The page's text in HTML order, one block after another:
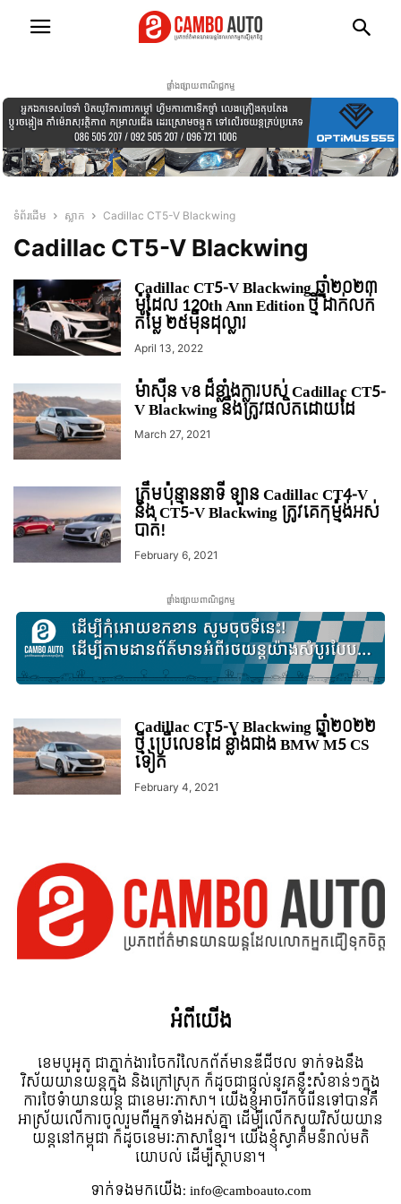
ផ្ទាំងផ្សាយពាណិជ្ជកម្ម
ទំព័រដើម ស្លាក Cadillac CT5-V Blackwing
Cadillac CT5-V Blackwing
Cadillac CT5-V Blackwing ឆ្នាំ២០២៣
ម៉ូដែល 120th Ann Edition ថ្មី ដាក់លក់
តម្លៃ ២៥ម៉ឺនដុល្លារ
April 13, 2022
ម៉ាស៊ីន V8 ដ៏ខ្លាំងក្លារបស់ Cadillac CT5-
V Blackwing នឹងត្រូវផលិតដោយដៃ
March 27, 2021
ត្រឹមប៉ុន្មាននាទី ឡាន Cadillac CT4-V
និង CT5-V Blackwing ត្រូវគេកុម្ម៉ង់អស់
បាត់!
February 6, 2021
ផ្ទាំងផ្សាយពាណិជ្ជកម្ម
Cadillac CT5-V Blackwing ឆ្នាំ២០២២
ថ្មី ប្រើលេខដៃ ខ្លាំងជាង BMW M5 CS
ទៀត
February 4, 2021
អំពី​យើង
ខេមបូអូតូ ជាភ្នាក់ងារចែករំលែកព័ត៍មានឌីជីថល ទាក់ទងនឹង
វិស័យយានយន្តក្នុង និងក្រៅស្រុក ក៏ដូចជាផ្តល់នូវគន្លឹះសំខាន់ៗក្នុង
ការថែទំាយានយន្ត ជាខេមរៈភាសា។ យើងខ្ញុំអាចរីកចំរើនទៅបានគឺ
អាស្រ័យលើការចូលរួមពីអ្នកទាំងអស់គ្នា ដើម្បីលើកស្ទួយវិស័យយាន
យន្តនៅកម្ពុជា ក៏ដូចខេមរៈភាសាខ្មែរ។ យើងខ្ញុំស្វាគមន៌រាល់មតិ
យោបល់ ដើម្បីស្ថាបនា។
ទាក់ទង​មក​យើង:info@camboauto.com